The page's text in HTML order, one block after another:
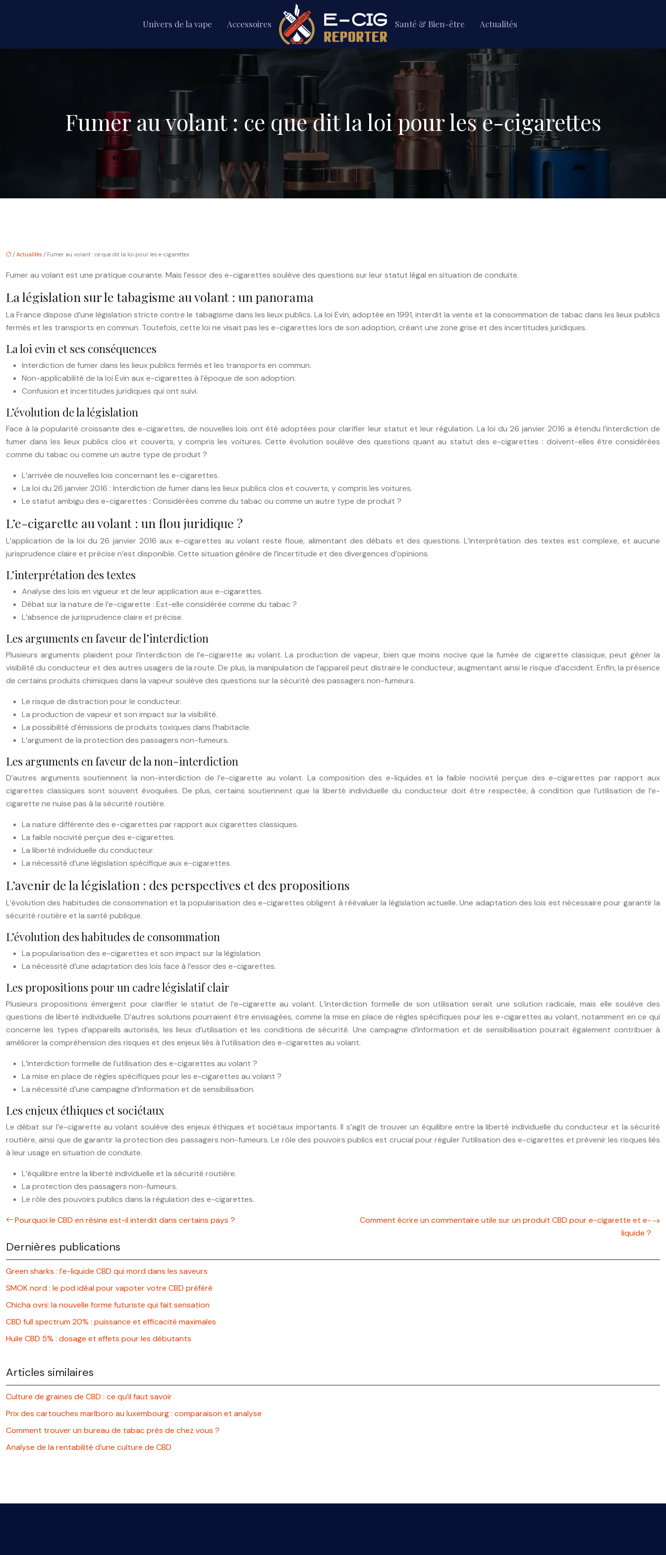
Accessoires
Univers de la vape Santé & Bien-être Actualités
Fumer au volant : ce que dit la loi pour les e-cigarettes
/ Actualités / Fumer au volant : ce que dit la loi pour les e-cigarettes
Fumer au volant est une pratique courante. Mais l’essor des e-cigarettes soulève des questions sur leur statut légal en situation de conduite.
La législation sur le tabagisme au volant : un panorama
La France dispose d’une législation stricte contre le tabagisme dans les lieux publics. La loi Evin, adoptée en 1991, interdit la vente et la consommation de tabac dans les lieux publics
fermés et les transports en commun. Toutefois, cette loi ne visait pas les e-cigarettes lors de son adoption, créant une zone grise et des incertitudes juridiques.
La loi evin et ses conséquences
Interdiction de fumer dans les lieux publics fermés et les transports en commun.
Non-applicabilité de la loi Evin aux e-cigarettes à l’époque de son adoption.
Confusion et incertitudes juridiques qui ont suivi.
L’évolution de la législation
Face à la popularité croissante des e-cigarettes, de nouvelles lois ont été adoptées pour clarifier leur statut et leur régulation. La loi du 26 janvier 2016 a étendu l’interdiction de
fumer dans les lieux publics clos et couverts, y compris les voitures. Cette évolution soulève des questions quant au statut des e-cigarettes : doivent-elles être considérées
comme du tabac ou comme un autre type de produit ?
L’arrivée de nouvelles lois concernant les e-cigarettes.
La loi du 26 janvier 2016 : Interdiction de fumer dans les lieux publics clos et couverts, y compris les voitures.
Le statut ambigu des e-cigarettes : Considérées comme du tabac ou comme un autre type de produit ?
L’e-cigarette au volant : un flou juridique ?
L’application de la loi du 26 janvier 2016 aux e-cigarettes au volant reste floue, alimentant des débats et des questions. L’interprétation des textes est complexe, et aucune
jurisprudence claire et précise n’est disponible. Cette situation génère de l’incertitude et des divergences d’opinions.
L’interprétation des textes
Analyse des lois en vigueur et de leur application aux e-cigarettes.
Débat sur la nature de l’e-cigarette : Est-elle considérée comme du tabac ?
L’absence de jurisprudence claire et précise.
Les arguments en faveur de l’interdiction
Plusieurs arguments plaident pour l’interdiction de l’e-cigarette au volant. La production de vapeur, bien que moins nocive que la fumée de cigarette classique, peut gêner la
visibilité du conducteur et des autres usagers de la route. De plus, la manipulation de l’appareil peut distraire le conducteur, augmentant ainsi le risque d’accident. Enfin, la présence
de certains produits chimiques dans la vapeur soulève des questions sur la sécurité des passagers non-fumeurs.
Le risque de distraction pour le conducteur.
La production de vapeur et son impact sur la visibilité.
La possibilité d’émissions de produits toxiques dans l’habitacle.
L’argument de la protection des passagers non-fumeurs.
Les arguments en faveur de la non-interdiction
D’autres arguments soutiennent la non-interdiction de l’e-cigarette au volant. La composition des e-liquides et la faible nocivité perçue des e-cigarettes par rapport aux
cigarettes classiques sont souvent évoquées. De plus, certains soutiennent que la liberté individuelle du conducteur doit être respectée, à condition que l’utilisation de l’e-
cigarette ne nuise pas à la sécurité routière.
La nature différente des e-cigarettes par rapport aux cigarettes classiques.
La faible nocivité perçue des e-cigarettes.
La liberté individuelle du conducteur.
La nécessité d’une législation spécifique aux e-cigarettes.
L’avenir de la législation : des perspectives et des propositions
L’évolution des habitudes de consommation et la popularisation des e-cigarettes obligent à réévaluer la législation actuelle. Une adaptation des lois est nécessaire pour garantir la
sécurité routière et la santé publique.
L’évolution des habitudes de consommation
La popularisation des e-cigarettes et son impact sur la législation.
La nécessité d’une adaptation des lois face à l’essor des e-cigarettes.
Les propositions pour un cadre législatif clair
Plusieurs propositions émergent pour clarifier le statut de l’e-cigarette au volant. L’interdiction formelle de son utilisation serait une solution radicale, mais elle soulève des
questions de liberté individuelle. D’autres solutions pourraient être envisagées, comme la mise en place de règles spécifiques pour les e-cigarettes au volant, notamment en ce qui
concerne les types d’appareils autorisés, les lieux d’utilisation et les conditions de sécurité. Une campagne d’information et de sensibilisation pourrait également contribuer à
améliorer la compréhension des risques et des enjeux liés à l’utilisation des e-cigarettes au volant.
L’interdiction formelle de l’utilisation des e-cigarettes au volant ?
La mise en place de règles spécifiques pour les e-cigarettes au volant ?
La nécessité d’une campagne d’information et de sensibilisation.
Les enjeux éthiques et sociétaux
Le débat sur l’e-cigarette au volant soulève des enjeux éthiques et sociétaux importants. Il s’agit de trouver un équilibre entre la liberté individuelle du conducteur et la sécurité
routière, ainsi que de garantir la protection des passagers non-fumeurs. Le rôle des pouvoirs publics est crucial pour réguler l’utilisation des e-cigarettes et prévenir les risques liés
à leur usage en situation de conduite.
L’équilibre entre la liberté individuelle et la sécurité routière.
La protection des passagers non-fumeurs.
Le rôle des pouvoirs publics dans la régulation des e-cigarettes.
Pourquoi le CBD en résine est-il interdit dans certains pays ?
Comment écrire un commentaire utile sur un produit CBD pour e-cigarette et e-
liquide ?
Dernières publications
Green sharks : l’e-liquide CBD qui mord dans les saveurs
SMOK nord : le pod idéal pour vapoter votre CBD préféré
Chicha ovni: la nouvelle forme futuriste qui fait sensation
CBD full spectrum 20% : puissance et efficacité maximales
Huile CBD 5% : dosage et effets pour les débutants
Articles similaires
Culture de graines de CBD : ce qu’il faut savoir
Prix des cartouches marlboro au luxembourg : comparaison et analyse
Comment trouver un bureau de tabac près de chez vous ?
Analyse de la rentabilité d’une culture de CBD